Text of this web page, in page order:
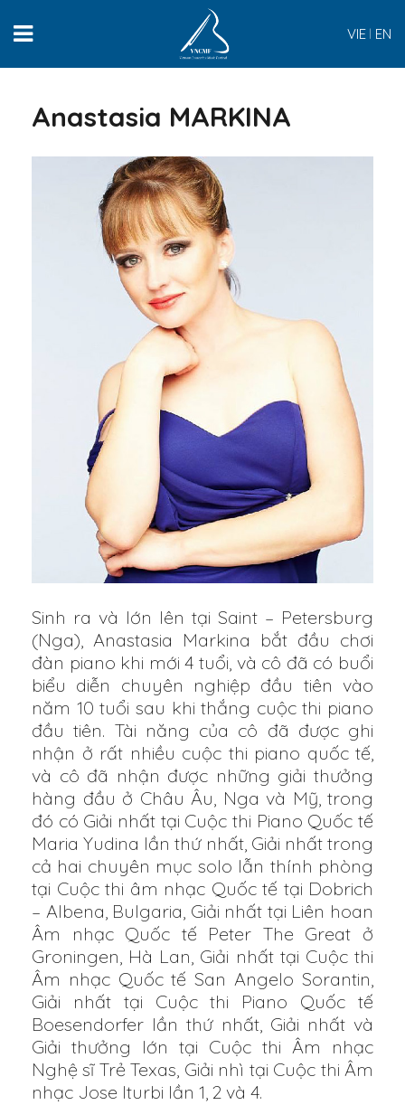
VIE EN
Anastasia MARKINA
Sinh ra và lớn lên tại Saint – Petersburg
(Nga), Anastasia Markina bắt đầu chơi
đàn piano khi mới 4 tuổi, và cô đã có buổi
biểu diễn chuyên nghiệp đầu tiên vào
năm 10 tuổi sau khi thắng cuộc thi piano
đầu tiên. Tài năng của cô đã được ghi
nhận ở rất nhiều cuộc thi piano quốc tế,
và cô đã nhận được những giải thưởng
hàng đầu ở Châu Âu, Nga và Mỹ, trong
đó có Giải nhất tại Cuộc thi Piano Quốc tế
Maria Yudina lần thứ nhất, Giải nhất trong
cả hai chuyên mục solo lẫn thính phòng
tại Cuộc thi âm nhạc Quốc tế tại Dobrich
– Albena, Bulgaria, Giải nhất tại Liên hoan
Âm nhạc Quốc tế Peter The Great ở
Groningen, Hà Lan, Giải nhất tại Cuộc thi
Âm nhạc Quốc tế San Angelo Sorantin,
Giải nhất tại Cuộc thi Piano Quốc tế
Boesendorfer lần thứ nhất, Giải nhất và
Giải thưởng lớn tại Cuộc thi Âm nhạc
Nghệ sĩ Trẻ Texas, Giải nhì tại Cuộc thi Âm
nhạc Jose Iturbi lần 1, 2 và 4.